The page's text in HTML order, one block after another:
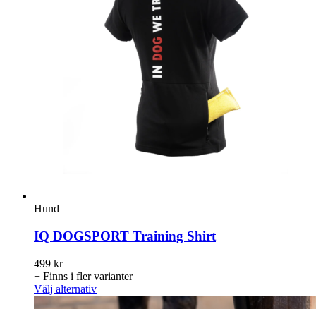
Hund
IQ DOGSPORT Training Shirt
499 kr
+ Finns i fler varianter
Välj alternativDen
här